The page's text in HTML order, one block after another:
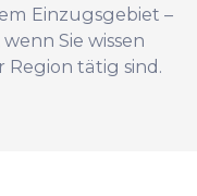
Einzugsgebiet –
Sie wissen
Region tätig sind.